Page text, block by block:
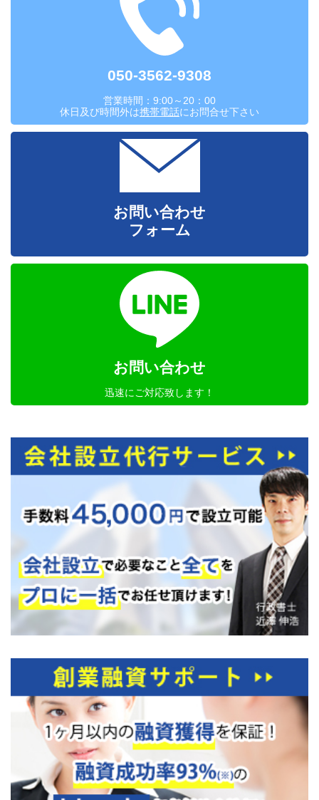
050-3562-9308
営業時間：9:00～20：00
休日及び時間外は携帯電話にお問合せ下さい
お問い合わせ
フォーム
お問い合わせ
迅速にご対応致します！